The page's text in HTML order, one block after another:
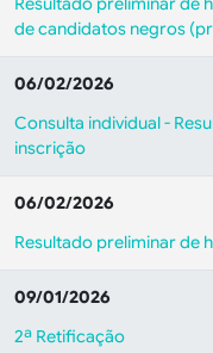
de candidatos negros
06/02/2026
Consulta individual -
inscrição
06/02/2026
Resultado preliminar de
09/01/2026
2ª Retificação